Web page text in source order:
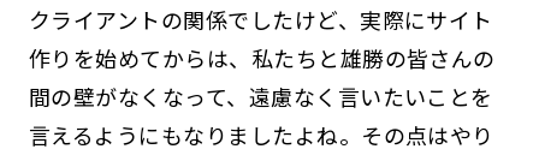
クライアントの関係でしたけど、実際にサイト
作りを始めてからは、私たちと雄勝の皆さんの
間の壁がなくなって、遠慮なく言いたいことを
言えるようにもなりましたよね。その点はやり